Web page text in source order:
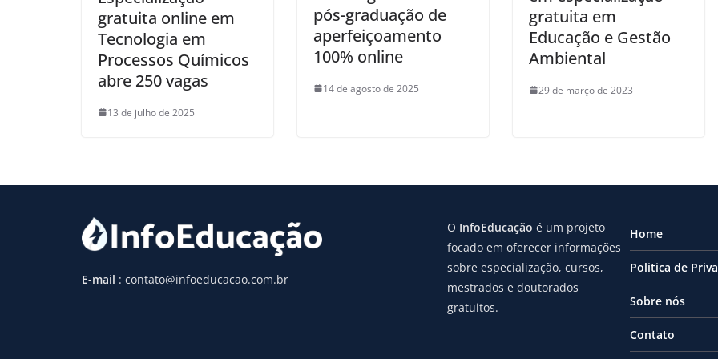
gratuita online em
Tecnologia em
Processos Químicos
abre 250 vagas
13 de julho de 2025
pós-graduação de
aperfeiçoamento
100% online
14 de agosto de 2025
gratuita em
Educação e Gestão
Ambiental
29 de março de 2023
E-mail : contato@infoeducacao.com.br
O InfoEducação é um projeto
focado em oferecer informações
sobre especialização, cursos,
mestrados e doutorados
gratuitos.
Home
Politica de
Sobre nós
Contato